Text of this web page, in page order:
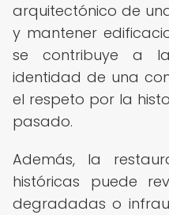
arquitectónico de
y mantener
se contribuye a
identidad de una
el respeto por la
pasado.
Además, la
históricas puede
degradadas o